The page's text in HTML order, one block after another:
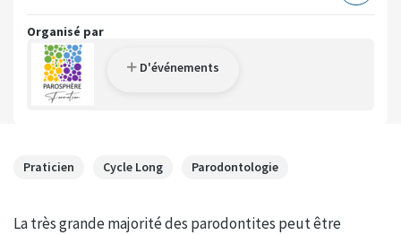
Organisé par
D'événements
Praticien Cycle Long Parodontologie
La très grande majorité des parodontites peut être